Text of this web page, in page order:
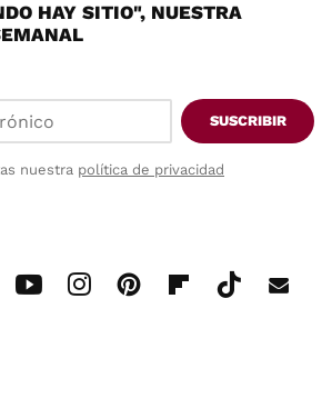
HAY SITIO", NUESTRA
SUSCRIBIR
nuestra política de privacidad